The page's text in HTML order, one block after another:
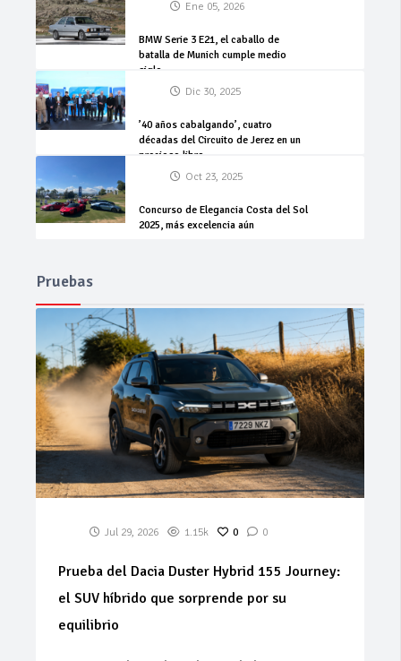
Ene 05, 2026
BMW Serie 3 E21, el caballo de
batalla de Munich cumple medio
siglo
Dic 30, 2025
’40 años cabalgando’, cuatro
décadas del Circuito de Jerez en un
precioso libro
Oct 23, 2025
Concurso de Elegancia Costa del Sol
2025, más excelencia aún
Pruebas
Jul 29, 2026 1.15k 0 0
Prueba del Dacia Duster Hybrid 155 Journey:
el SUV híbrido que sorprende por su
equilibrio